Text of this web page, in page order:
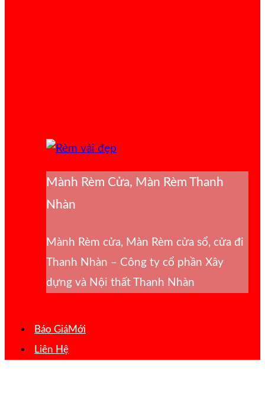
Mành Rèm Cửa, Màn Rèm Thanh
Nhàn
Mành Rèm cửa, Màn Rèm cửa sổ, cửa đi
Thanh Nhàn – Công ty cổ phần Xây
dựng và Nội thất Thanh Nhàn
Báo Giá
Liên Hệ